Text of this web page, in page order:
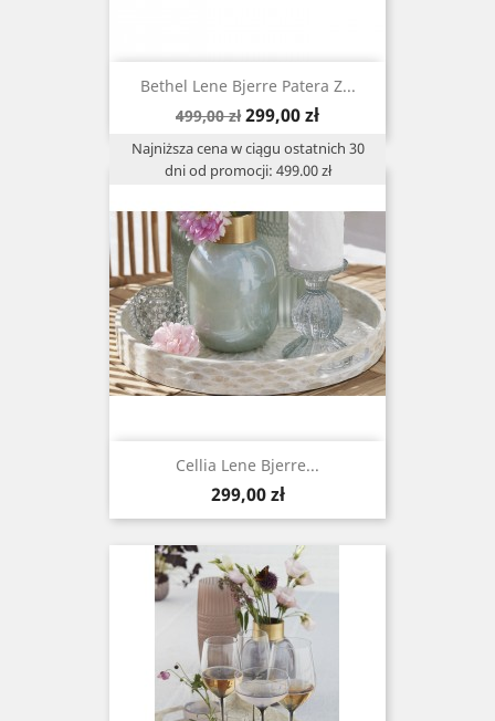
Bethel Lene Bjerre Patera Z...
Cena
499,00 zł Cena
299,00 zł
Najniższa cena w ciągu ostatnich 30
dni od promocji: 499.00 zł
Cellia Lene Bjerre...
Cena
299,00 zł